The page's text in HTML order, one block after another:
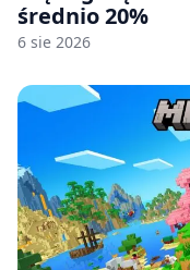
średnio 20%
6 sie 2026